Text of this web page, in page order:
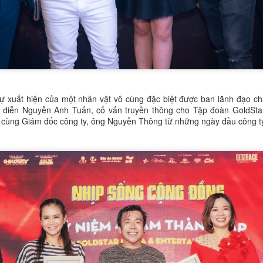
xuất hiện của một nhân vật vô cùng đặc biệt được ban lãnh đạo
Nguyễn Anh Tuấn, cố vấn truyền thông cho Tập đoàn
Giám đốc công ty, ông Nguyễn Thông từ những ngày đầu công
von cô như một tiên nữ giáng trần.
Ngọc Diễm – Thùy Dung – Thủy Tiên Hoa khôi Ngoại
thương và tình chị em hiếm có trong showbiz
hậu Ngọc Diễm cùng hai đàn em là Á hậu Thùy Dung và Á hậu
Tiên đã thực hiện bộ ảnh chung như một lời tri ân gửi đến mái
xưa – nơi đặt viên gạch đầu tiên cho hành trình nhan sắc của họ.
Á hậu Hoàn cầu Trần Di Linh rạng rỡ nét đẹp truyền
thống với Áo Dài
không khí cả nước đang nô nức chào đón ngày lễ trọng đại, Á
Trần Di Linh - Hoa hậu Hoàn cầu Việt Nam - The Miss Global
- đã trình làng bộ ảnh đặc biệt, lập tức thu hút mọi ánh nhìn.
lên mình tà áo dài trắng tinh khôi, Á hậu Trần Di Linh toát lên vẻ